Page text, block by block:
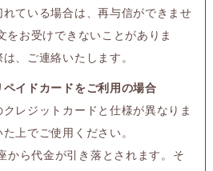
ている場合は、再与信ができませ
をお受けできないことがありま
、ご連絡いたします。
イドカードをご利用の場合
レジットカードと仕様が異なりま
上でご使用ください。
から代金が引き落とされます。そ